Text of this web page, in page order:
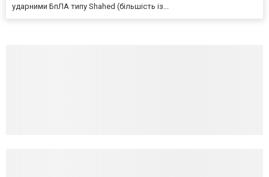
ударними БпЛА типу Shahed (більшість із...